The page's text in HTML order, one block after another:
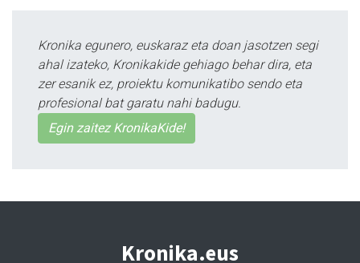
Kronika egunero, euskaraz eta doan jasotzen segi
ahal izateko, Kronikakide gehiago behar dira, eta
zer esanik ez, proiektu komunikatibo sendo eta
profesional bat garatu nahi badugu.
Egin zaitez KronikaKide!
Kronika.eus